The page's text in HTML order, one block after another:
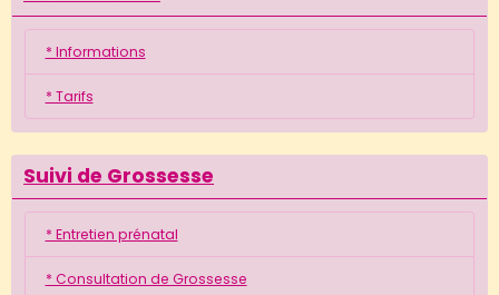
* Informations
* Tarifs
Suivi de Grossesse
* Entretien prénatal
* Consultation de Grossesse